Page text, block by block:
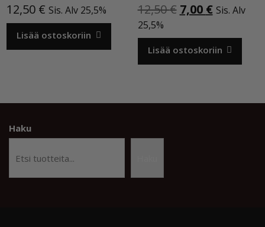
12,50 € Sis. Alv 25,5%
Lisää ostoskoriin
12,50€ Alkuperäinen
oli:
12,50 €.
7,00 €Nykyinen
on:
7,00 €.
Sis. Alv
25,5%
Lisää ostoskoriin
Haku